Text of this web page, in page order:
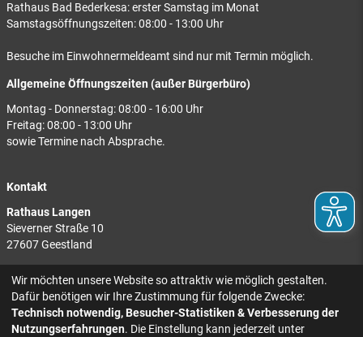
Rathaus Bad Bederkesa: erster Samstag im Monat
Samstagsöffnungszeiten: 08:00 - 13:00 Uhr
Besuche im Einwohnermeldeamt sind nur mit Termin möglich.
Allgemeine Öffnungszeiten (außer Bürgerbüro)
Montag - Donnerstag: 08:00 - 16:00 Uhr
Freitag: 08:00 - 13:00 Uhr
sowie Termine nach Absprache.
Kontakt
Rathaus Langen
Sieverner Straße 10
27607 Geestland
Rathaus Bad Bederkesa
Am Markt 8
27624 Geestland
Wir möchten unsere Website so attraktiv wie möglich gestalten.
Dafür benötigen wir Ihre Zustimmung für folgende Zwecke:
Technisch notwendig, Besucher-Statistiken & Verbesserung der
Nutzungserfahrungen. Die Einstellung kann jederzeit unter